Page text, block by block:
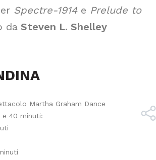
Spectre-1914e Prelude to
da Steven L. Shelley
Martha Graham Dance
e 40 minuti: